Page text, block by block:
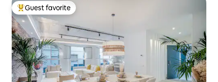
Top guest favorite
Guest favorite